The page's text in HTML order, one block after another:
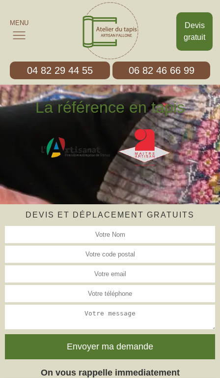
Devis
gratuit
MENU
04 82 29 44 55 06 82 46 66 99
La référence en tapis
DEVIS ET DÉPLACEMENT GRATUITS
On vous rappelle immediatement